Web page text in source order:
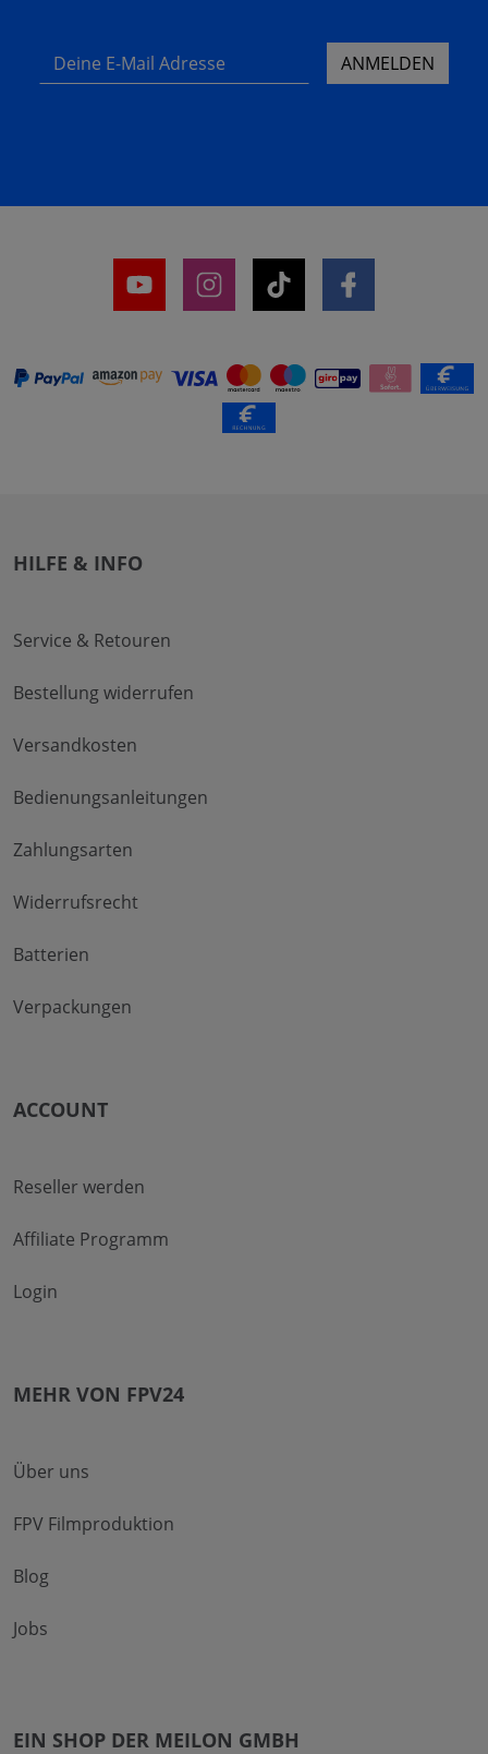
Deine E-Mail Adresse ANMELDEN
HILFE & INFO
Service & Retouren
Bestellung widerrufen
Versandkosten
Bedienungsanleitungen
Zahlungsarten
Widerrufsrecht
Batterien
Verpackungen
ACCOUNT
Reseller werden
Affiliate Programm
Login
MEHR VON FPV24
Über uns
FPV Filmproduktion
Blog
Jobs
EIN SHOP DER MEILON GMBH